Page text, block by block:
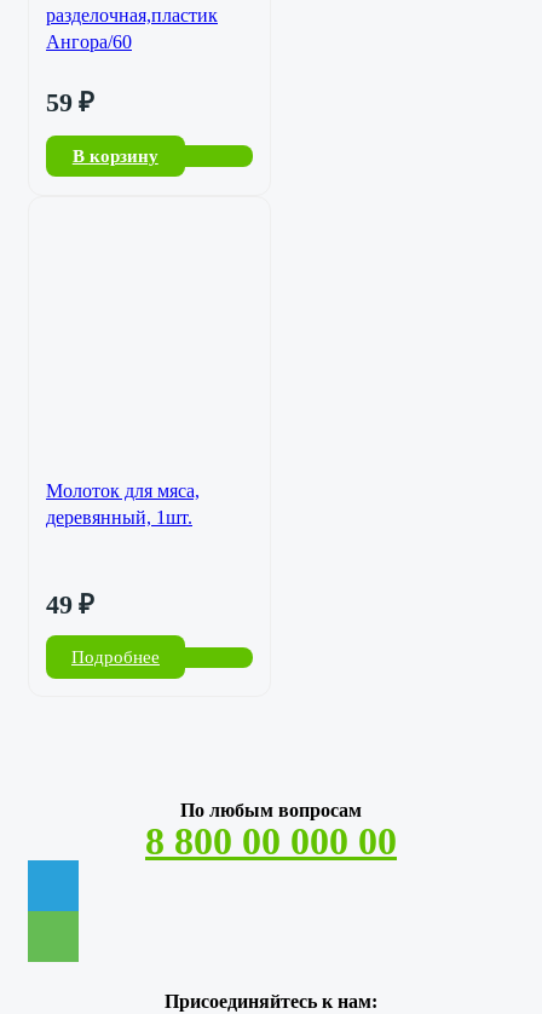
разделочная,пластик
Ангора/60
59 ₽
В корзину
Молоток для мяса,
деревянный, 1шт.
49 ₽
Подробнее
По любым вопросам
8 800 00 000 00
Присоединяйтесь к нам: